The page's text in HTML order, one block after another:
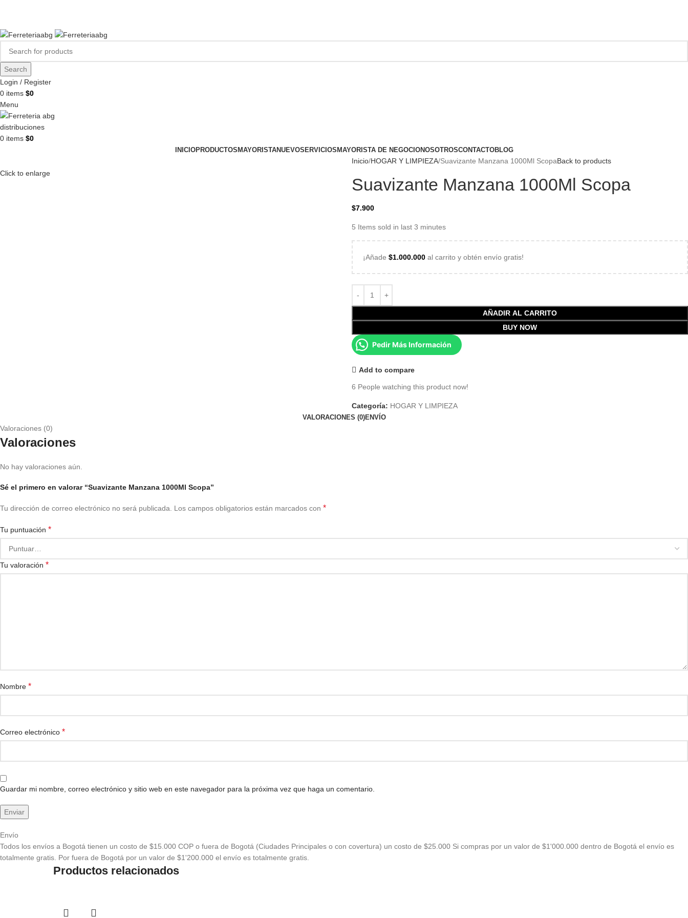
Search
Login / Register
0 items $0
Menu
0 items $0
INICIOPRODUCTOS MAYORISTANUEVOSERVICIOS MAYORISTA DE NEGOCIONOSOTROSCONTACTOBLOG
Click to enlarge
Inicio HOGAR Y LIMPIEZA Suavizante Manzana 1000Ml ScopaBack to products
Suavizante Manzana 1000Ml Scopa
$7.900
5 Items sold in last 3 minutes
¡Añade $1.000.000 al carrito y obtén envío gratis!
AÑADIR AL CARRITO
BUY NOW
Pedir Más Información
Add to compare
6 People watching this product now!
Categoría: HOGAR Y LIMPIEZA
VALORACIONES (0)ENVÍO
Valoraciones (0)
Valoraciones
No hay valoraciones aún.
Sé el primero en valorar “Suavizante Manzana 1000Ml Scopa”
Tu dirección de correo electrónico no será publicada. Los campos obligatorios están marcados con *
Tu puntuación *
Tu valoración *
Nombre *
Correo electrónico *
Guardar mi nombre, correo electrónico y sitio web en este navegador para la próxima vez que haga un comentario.
Envío
Todos los envíos a Bogotá tienen un costo de $15.000 COP o fuera de Bogotá (Ciudades Principales o con covertura) un costo de $25.000 Si compras por un valor de $1'000.000 dentro de Bogotá el envío es
totalmente gratis. Por fuera de Bogotá por un valor de $1'200.000 el envío es totalmente gratis.
Productos relacionados